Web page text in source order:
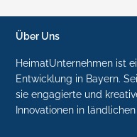
Über Uns
HeimatUnternehmen ist
Entwicklung in Bayern.
sie engagierte und
Innovationen in